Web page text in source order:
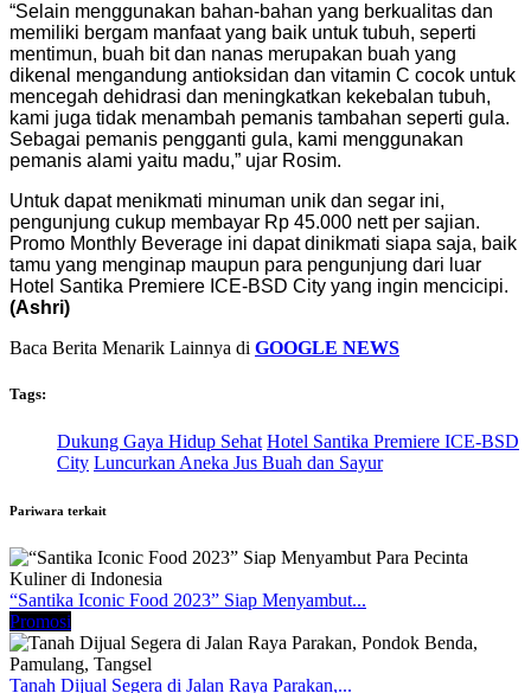
“Selain menggunakan bahan-bahan yang berkualitas dan
memiliki bergam manfaat yang baik untuk tubuh, seperti
mentimun, buah bit dan nanas merupakan buah yang
dikenal mengandung antioksidan dan vitamin C cocok untuk
mencegah dehidrasi dan meningkatkan kekebalan tubuh,
kami juga tidak menambah pemanis tambahan seperti gula.
Sebagai pemanis pengganti gula, kami menggunakan
pemanis alami yaitu madu,” ujar Rosim.
Untuk dapat menikmati minuman unik dan segar ini,
pengunjung cukup membayar Rp 45.000 nett per sajian.
Promo Monthly Beverage ini dapat dinikmati siapa saja, baik
tamu yang menginap maupun para pengunjung dari luar
Hotel Santika Premiere ICE-BSD City yang ingin mencicipi.
(Ashri)
Baca Berita Menarik Lainnya di GOOGLE NEWS
Tags:
Dukung Gaya Hidup Sehat Hotel Santika Premiere ICE-BSD
City Luncurkan Aneka Jus Buah dan Sayur
Pariwara terkait
“Santika Iconic Food 2023” Siap Menyambut...
Promosi
Tanah Dijual Segera di Jalan Raya Parakan,...